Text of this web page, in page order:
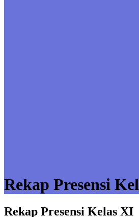
Rekap Presensi
Rekap Presensi Kelas XI